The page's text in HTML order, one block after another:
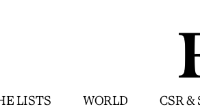
LISTS WORLD CSR &